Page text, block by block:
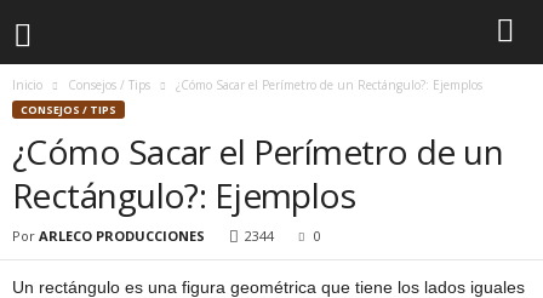
Inicio Consejos / Tips ¿Cómo Sacar el Perímetro de un Rectángulo?: Ejemplos
CONSEJOS / TIPS
¿Cómo Sacar el Perímetro de un
Rectángulo?: Ejemplos
Por ARLECO PRODUCCIONES 2344 0
Un rectángulo es una figura geométrica que tiene los lados iguales